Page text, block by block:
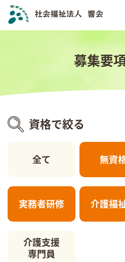
募集要
資格で絞る
全て 無資
実務者研修 介護福
介護支援
専門員